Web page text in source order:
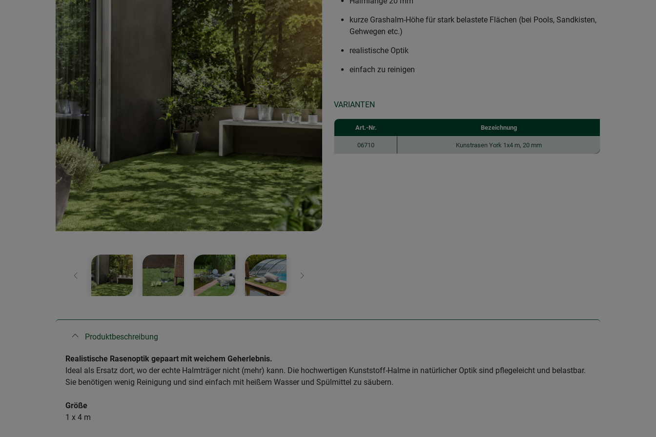
Zurück Weiter
kurze Grashalm-Höhe für stark belastete Flächen (bei Pools, Sandkisten,
Gehwegen etc.)
realistische Optik
einfach zu reinigen
VARIANTEN
Art.-Nr. Bezeichnung
06710 Kunstrasen York 1x4 m, 20 mm
Produktbeschreibung
Realistische Rasenoptik gepaart mit weichem Geherlebnis.
Ideal als Ersatz dort, wo der echte Halmträger nicht (mehr) kann. Die hochwertigen Kunststoff-Halme in natürlicher Optik sind pflegeleicht und belastbar.
Sie benötigen wenig Reinigung und sind einfach mit heißem Wasser und Spülmittel zu säubern.
Größe
1 x 4 m